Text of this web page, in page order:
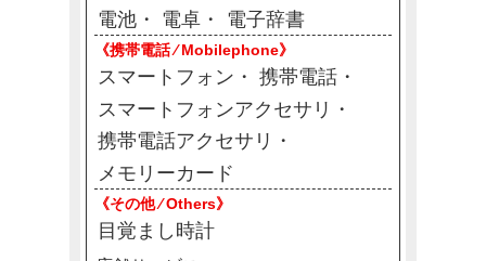
電池
電卓 電子辞書
《携帯電話 ⁄ Mobilephone》
スマートフォン
携帯電話
スマートフォンアクセサリ
携帯電話アクセサリ
メモリーカード
《その他 ⁄ Others》
目覚まし時計